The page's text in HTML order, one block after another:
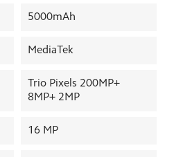
5000mAh
MediaTek
Trio Pixels 200MP+
8MP+ 2MP
16 MP